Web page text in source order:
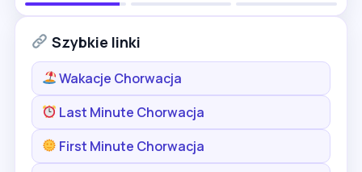
Szybkie linki
Wakacje Chorwacja
Last Minute Chorwacja
First Minute Chorwacja